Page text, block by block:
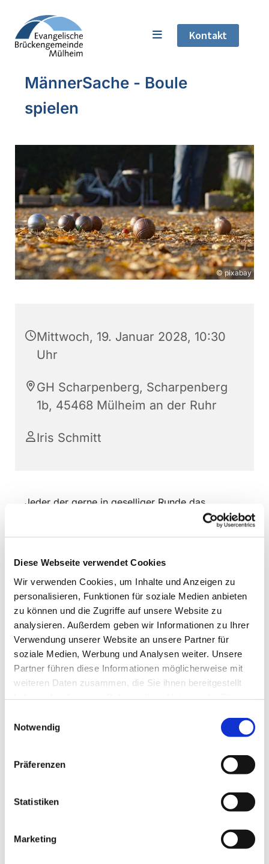
Diese Webseite verwendet Cookies
Wir verwenden Cookies, um Inhalte und Anzeigen zu
personalisieren, Funktionen für soziale Medien anbieten
zu können und die Zugriffe auf unsere Website zu
analysieren. Außerdem geben wir Informationen zu Ihrer
Verwendung unserer Website an unsere Partner für
soziale Medien, Werbung und Analysen weiter. Unsere
Partner führen diese Informationen möglicherweise mit
weiteren Daten zusammen, die Sie ihnen bereitgestellt
Notwendig
Präferenzen
Statistiken
Marketing
Kontakt
MännerSache - Boule
spielen
© pixabay
Mittwoch, 19. Januar 2028, 10:30
Uhr
GH Scharpenberg, Scharpenberg
1b, 45468 Mülheim an der Ruhr
Iris Schmitt
Jeder der gerne in geselliger Runde das
werden; Einsteigern werden zum
Hineinschnuppern auch gerne Kugeln zur
Verfügung gestellt.
Ansprechpartner:
Martin Greve: 0208 – 38 19 01